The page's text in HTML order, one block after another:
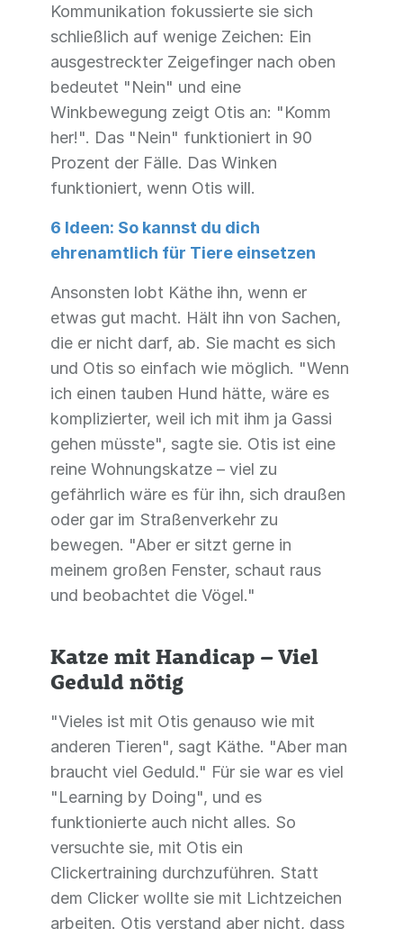
Kommunikation fokussierte sie sich
schließlich auf wenige Zeichen: Ein
ausgestreckter Zeigefinger nach oben
bedeutet "Nein" und eine
Winkbewegung zeigt Otis an: "Komm
her!". Das "Nein" funktioniert in 90
Prozent der Fälle. Das Winken
funktioniert, wenn Otis will.
6 Ideen: So kannst du dich
ehrenamtlich für Tiere einsetzen
Ansonsten lobt Käthe ihn, wenn er
etwas gut macht. Hält ihn von Sachen,
die er nicht darf, ab. Sie macht es sich
und Otis so einfach wie möglich. "Wenn
ich einen tauben Hund hätte, wäre es
komplizierter, weil ich mit ihm ja Gassi
gehen müsste", sagte sie. Otis ist eine
reine Wohnungskatze – viel zu
gefährlich wäre es für ihn, sich draußen
oder gar im Straßenverkehr zu
bewegen. "Aber er sitzt gerne in
meinem großen Fenster, schaut raus
und beobachtet die Vögel."
Katze mit Handicap – Viel
Geduld nötig
"Vieles ist mit Otis genauso wie mit
anderen Tieren", sagt Käthe. "Aber man
braucht viel Geduld." Für sie war es viel
"Learning by Doing", und es
funktionierte auch nicht alles. So
versuchte sie, mit Otis ein
Clickertraining durchzuführen. Statt
dem Clicker wollte sie mit Lichtzeichen
arbeiten. Otis verstand aber nicht, dass